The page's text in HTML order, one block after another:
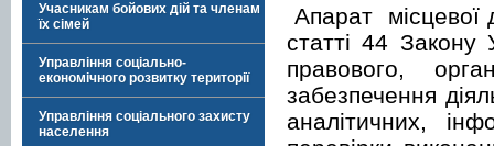
Учасникам бойових дій та членам
їх сімей
Управління соціально-
економічного розвитку території
Управління соціального захисту
населення
Апарат місцевої
статті 44 Закону
правового,
забезпечення
аналітичних,